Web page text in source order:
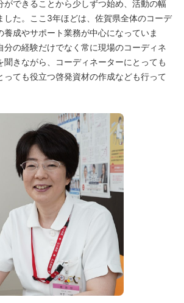
ができることから少しずつ始め、活動の幅
した。ここ3年ほどは、佐賀県全体のコーデ
養成やサポート業務が中心になっていま
分の経験だけでなく常に現場のコーディネ
聞きながら、コーディネーターにとっても
っても役立つ啓発資材の作成なども行って